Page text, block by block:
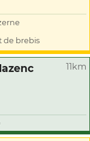
de brebis
11km